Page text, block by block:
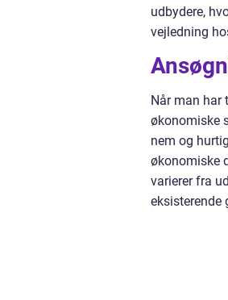
udbydere,
vejledning
Når man har
økonomiske
nem og
økonomiske
varierer fra